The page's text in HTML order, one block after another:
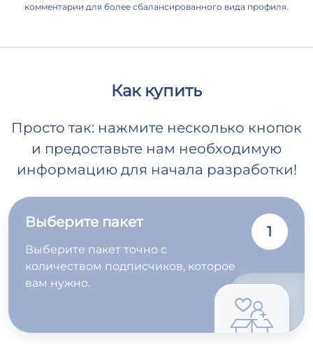
комментарии для более сбалансированного вида профиля.
Как купить
Просто так: нажмите несколько кнопок
и предоставьте нам необходимую
информацию для начала разработки!
Выберите пакет
Выберите пакет точно с
количеством подписчиков, которое
вам нужно.
1